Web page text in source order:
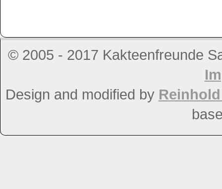
© 2005 - 2017 Kakteenfreunde
Design and modified by